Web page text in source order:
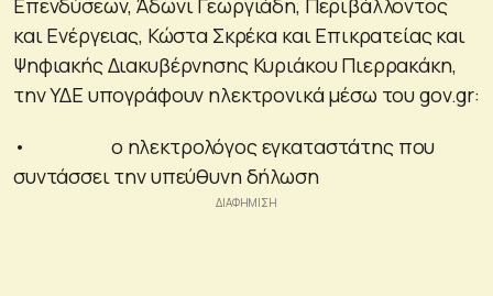
και Ενέργειας, Κώστα Σκρέκα και Επικρατείας και
Ψηφιακής Διακυβέρνησης Κυριάκου Πιερρακάκη,
την ΥΔΕ υπογράφουν ηλεκτρονικά μέσω του gov.gr:
• ο ηλεκτρολόγος εγκαταστάτης που
συντάσσει την υπεύθυνη δήλωση